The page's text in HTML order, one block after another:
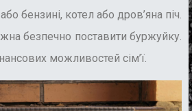
бензині, котел або дров’яна піч.
безпечно поставити буржуйку.
можливостей сім’ї.